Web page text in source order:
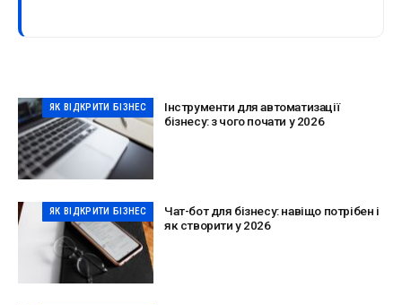
ЯК ВІДКРИТИ БІЗНЕС
Інструменти для автоматизації
бізнесу: з чого почати у 2026
ЯК ВІДКРИТИ БІЗНЕС
Чат-бот для бізнесу: навіщо потрібен і
як створити у 2026